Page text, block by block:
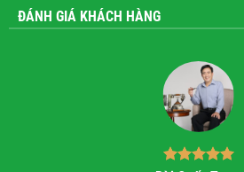
ĐÁNH GIÁ KHÁCH HÀNG